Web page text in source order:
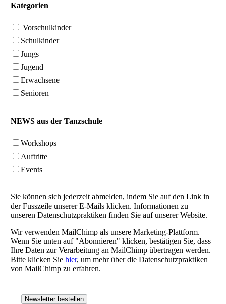
Kategorien
Vorschulkinder
Schulkinder
Jungs
Jugend
Erwachsene
Senioren
NEWS aus der Tanzschule
Workshops
Auftritte
Events
Sie können sich jederzeit abmelden, indem Sie auf den Link in
der Fusszeile unserer E-Mails klicken. Informationen zu
unseren Datenschutzpraktiken finden Sie auf unserer Website.
Wir verwenden MailChimp als unsere Marketing-Plattform.
Wenn Sie unten auf "Abonnieren" klicken, bestätigen Sie, dass
Ihre Daten zur Verarbeitung an MailChimp übertragen werden.
Bitte klicken Sie hier, um mehr über die Datenschutzpraktiken
von MailChimp zu erfahren.